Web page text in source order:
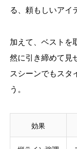
る、頼もしいアイ
加えて、ベストを
然に引き締めて見
スシーンでもスタ
う。
効果